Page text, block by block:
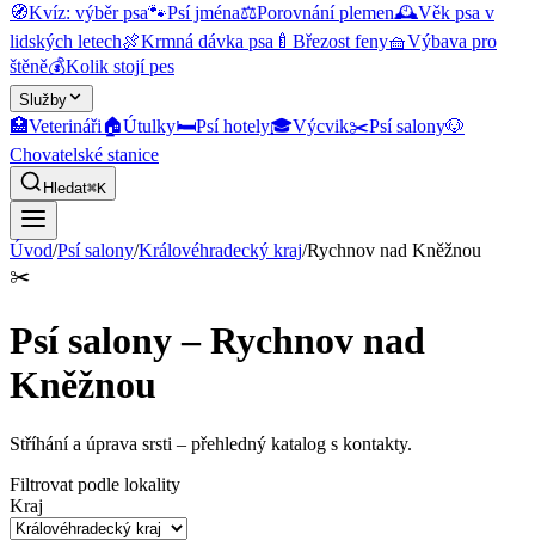
🧭Kvíz: výběr psa🐾Psí jména⚖️Porovnání plemen🕰️Věk psa v
lidských letech🍖Krmná dávka psa 🍼 Březost feny🧺Výbava pro
štěně💰Kolik stojí pes
Služby
🏥Veterináři🏠Útulky🛏️Psí hotely🎓Výcvik✂️Psí salony🐶
Chovatelské stanice
Hledat⌘K
Úvod/Psí salony/Královéhradecký kraj/Rychnov nad Kněžnou
✂️
Psí salony – Rychnov nad
Kněžnou
Stříhání a úprava srsti – přehledný katalog s kontakty.
Filtrovat podle lokality
Kraj